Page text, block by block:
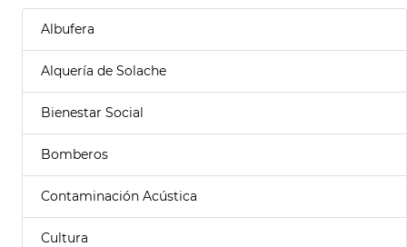
Albufera
Alquería de Solache
Bienestar Social
Bomberos
Contaminación Acústica
Cultura